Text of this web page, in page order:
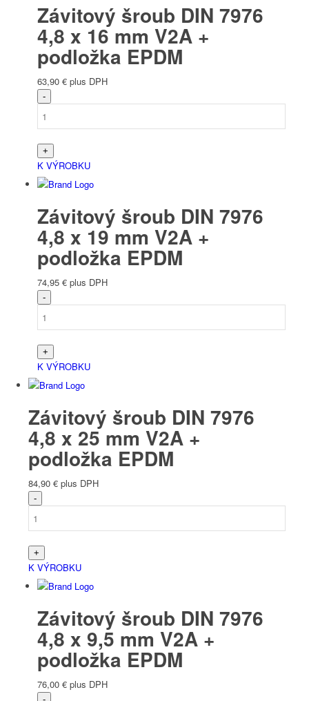
Závitový šroub DIN 7976
4,8 x 16 mm V2A +
podložka EPDM
63,90 € plus DPH
K VÝROBKU
Závitový šroub DIN 7976
4,8 x 19 mm V2A +
podložka EPDM
74,95 € plus DPH
K VÝROBKU
Závitový šroub DIN 7976
4,8 x 25 mm V2A +
podložka EPDM
84,90 € plus DPH
K VÝROBKU
Závitový šroub DIN 7976
4,8 x 9,5 mm V2A +
podložka EPDM
76,00 € plus DPH